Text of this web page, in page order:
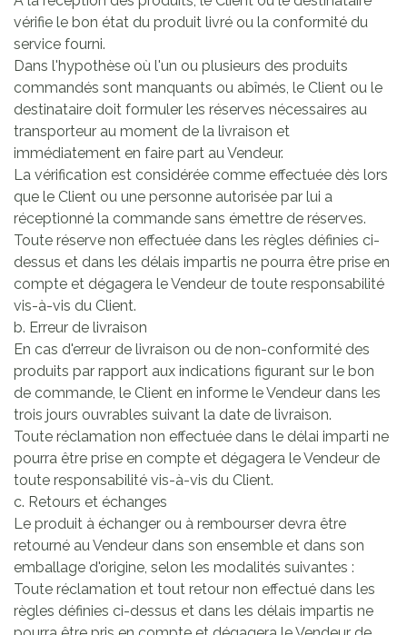
vérifie le bon état du produit livré ou la conformité du
service fourni.
Dans l'hypothèse où l'un ou plusieurs des produits
commandés sont manquants ou abîmés, le Client ou le
destinataire doit formuler les réserves nécessaires au
transporteur au moment de la livraison et
immédiatement en faire part au Vendeur.
La vérification est considérée comme effectuée dès lors
que le Client ou une personne autorisée par lui a
réceptionné la commande sans émettre de réserves.
Toute réserve non effectuée dans les règles définies ci-
dessus et dans les délais impartis ne pourra être prise en
compte et dégagera le Vendeur de toute responsabilité
vis-à-vis du Client.
b. Erreur de livraison
En cas d'erreur de livraison ou de non-conformité des
produits par rapport aux indications figurant sur le bon
de commande, le Client en informe le Vendeur dans les
trois jours ouvrables suivant la date de livraison.
Toute réclamation non effectuée dans le délai imparti ne
pourra être prise en compte et dégagera le Vendeur de
toute responsabilité vis-à-vis du Client.
c. Retours et échanges
Le produit à échanger ou à rembourser devra être
retourné au Vendeur dans son ensemble et dans son
emballage d'origine, selon les modalités suivantes :
Toute réclamation et tout retour non effectué dans les
règles définies ci-dessus et dans les délais impartis ne